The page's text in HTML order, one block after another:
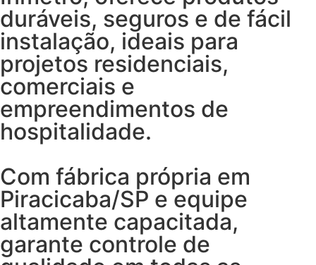
duráveis, seguros e de fácil
instalação, ideais para
projetos residenciais,
comerciais e
empreendimentos de
hospitalidade.
Com fábrica própria em
Piracicaba/SP e equipe
altamente capacitada,
garante controle de